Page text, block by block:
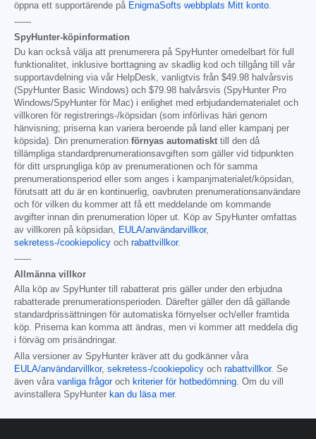
öppna ett supportärende på EnigmaSofts webbplats Mitt konto.
------
SpyHunter-köpinformation
Du kan också välja att prenumerera på SpyHunter omedelbart för full
funktionalitet, inklusive borttagning av skadlig kod och tillgång till vår
supportavdelning via vår HelpDesk, vanligtvis från $49.98 halvårsvis
(SpyHunter Basic Windows) och $79.98 halvårsvis (SpyHunter Pro
Windows/SpyHunter för Mac) i enlighet med erbjudandematerialet och
villkoren för registrerings-/köpsidan (som införlivas häri genom
hänvisning; priserna kan variera beroende på land eller kampanj per
köpsida). Din prenumeration förnyas automatiskt till den då
tillämpliga standardprenumerationsavgiften som gäller vid tidpunkten
för ditt ursprungliga köp av prenumerationen och för samma
prenumerationsperiod eller som anges i kampanjmaterialet/köpsidan,
förutsatt att du är en kontinuerlig, oavbruten prenumerationsanvändare
och för vilken du kommer att få ett meddelande om kommande
avgifter innan din prenumeration löper ut. Köp av SpyHunter omfattas
av villkoren på köpsidan, EULA/användarvillkor,
sekretess-/cookiepolicy och rabattvillkor.
------
Allmänna villkor
Alla köp av SpyHunter till rabatterat pris gäller under den erbjudna
rabatterade prenumerationsperioden. Därefter gäller den då gällande
standardprissättningen för automatiska förnyelser och/eller framtida
köp. Priserna kan komma att ändras, men vi kommer att meddela dig
i förväg om prisändringar.
Alla versioner av SpyHunter kräver att du godkänner våra
EULA/användarvillkor, sekretess-/cookiepolicy och rabattvillkor. Se
även våra vanliga frågoroch kriterier för hotbedömning. Om du vill
avinstallera SpyHunter kan du läsa mer.